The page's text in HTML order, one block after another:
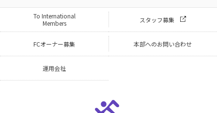
To International
Members
スタッフ募集
FCオーナー募集 本部へのお問い合わせ
運用会社